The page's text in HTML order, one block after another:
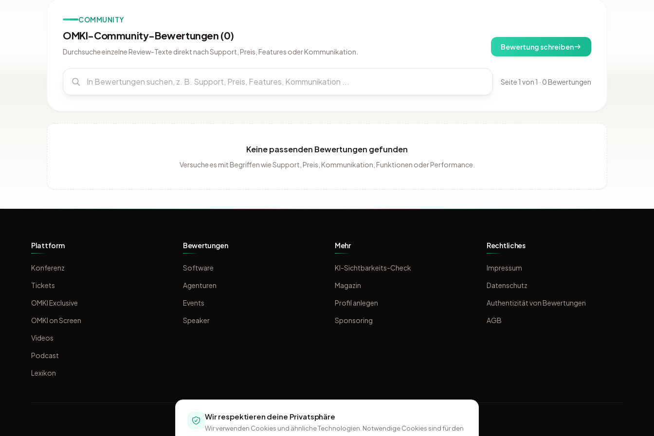
COMMUNITY
OMKI-Community-Bewertungen (0)
Durchsuche einzelne Review-Texte direkt nach Support, Preis, Features oder Kommunikation.
Bewertung schreiben
Seite 1 von 1 · 0 Bewertungen
Keine passenden Bewertungen gefunden
Versuche es mit Begriffen wie Support, Preis, Kommunikation, Funktionen oder Performance.
Plattform
Konferenz
Tickets
OMKI Exclusive
OMKI on Screen
Videos
Podcast
Lexikon
Bewertungen
Software
Agenturen
Events
Speaker
Mehr
KI-Sichtbarkeits-Check
Magazin
Profil anlegen
Sponsoring
Rechtliches
Impressum
Datenschutz
Authentizität von Bewertungen
AGB
Wir respektieren deine Privatsphäre
Wir verwenden Cookies und ähnliche Technologien. Notwendige Cookies sind für den